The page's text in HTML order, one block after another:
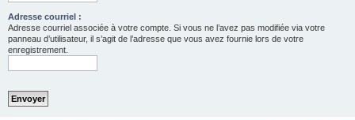
Adresse courriel :
Adresse courriel associée à votre compte. Si vous ne l’avez pas modifiée via votre
panneau d’utilisateur, il s’agit de l’adresse que vous avez fournie lors de votre
enregistrement.